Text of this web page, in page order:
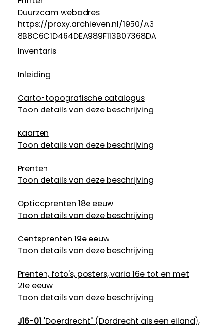
Duurzaam webadres
Inventaris
Inleiding
Carto-topografische catalogus
Toon details van deze beschrijving
Kaarten
Toon details van deze beschrijving
Prenten
Toon details van deze beschrijving
Opticaprenten 18e eeuw
Toon details van deze beschrijving
Centsprenten 19e eeuw
Toon details van deze beschrijving
Prenten, foto's, posters, varia 16e tot en met
21e eeuw
Toon details van deze beschrijving
J16-01"Doerdrecht" (Dordrecht als een eiland),